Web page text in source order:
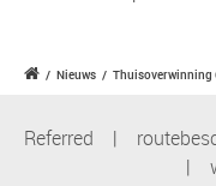
/ Nieuws / Thuisoverwinning
Referred |
|